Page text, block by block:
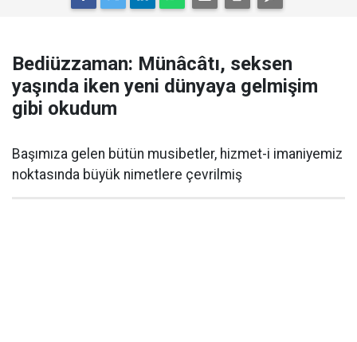
Bediüzzaman: Münâcâtı, seksen
yaşında iken yeni dünyaya gelmişim
gibi okudum
Başımıza gelen bütün musibetler, hizmet-i imaniyemiz
noktasında büyük nimetlere çevrilmiş